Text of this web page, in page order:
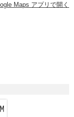
Maps アプリで開く